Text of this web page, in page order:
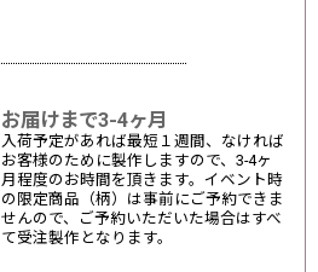
お届けまで3-4ヶ月
入荷予定があれば最短１週間、なければ
お客様のために製作しますので、3-4ヶ
月程度のお時間を頂きます。イベント時
の限定商品（柄）は事前にご予約できま
せんので、ご予約いただいた場合はすべ
て受注製作となります。